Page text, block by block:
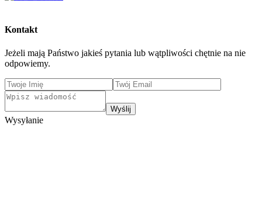
Kontakt
Jeżeli mają Państwo jakieś pytania lub wątpliwości chętnie na nie
odpowiemy.
Wyślij
Wysyłanie